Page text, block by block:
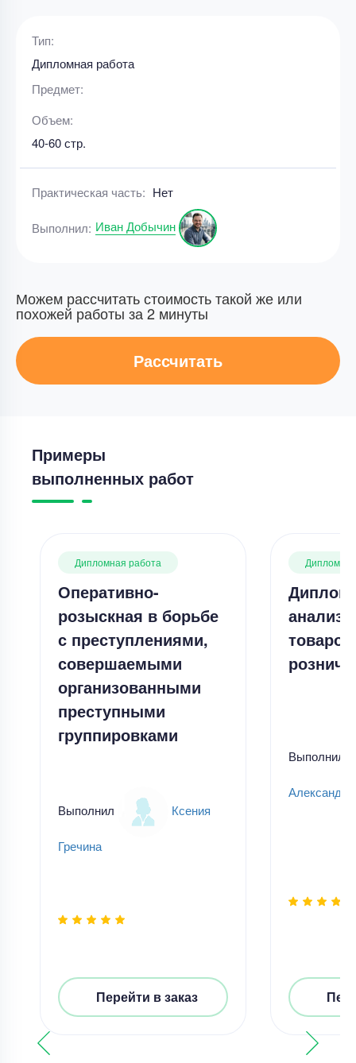
Тип:
Дипломная работа
Предмет:
Объем:
40-60 стр.
Практическая часть: Нет
Выполнил: Иван Добычин
Можем рассчитать стоимость такой же или
похожей работы за 2 минуты
Рассчитать
Примеры
выполненных работ
Дипломная работа
Оперативно-
розыскная в борьбе
с преступлениями,
совершаемыми
организованными
преступными
группировками
Выполнил Ксения
Гречина
Перейти в заказ
анализ
Выполнил
Александр